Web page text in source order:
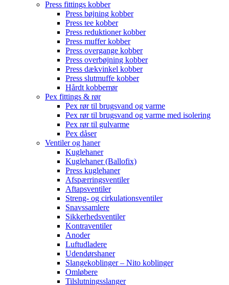
Press fittings kobber
Press bøjning kobber
Press tee kobber
Press reduktioner kobber
Press muffer kobber
Press overgange kobber
Press overbøjning kobber
Press dækvinkel kobber
Press slutmuffe kobber
Hårdt kobberrør
Pex fittings & rør
Pex rør til brugsvand og varme
Pex rør til brugsvand og varme med isolering
Pex rør til gulvarme
Pex dåser
Ventiler og haner
Kuglehaner
Kuglehaner (Ballofix)
Press kuglehaner
Afspærringsventiler
Aftapsventiler
Streng- og cirkulationsventiler
Snavssamlere
Sikkerhedsventiler
Kontraventiler
Anoder
Luftudladere
Udendørshaner
Slangekoblinger – Nito koblinger
Omløbere
Tilslutningsslanger